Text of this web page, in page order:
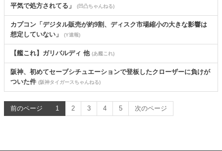
平気で処方されてる」
(凹凸ちゃんねる)
カプコン「デジタル販売が約9割、ディスク市場縮小の大きな影響は
想定していない」
(Y速報)
【艦これ】ガリバルディ 他 (あ艦これ)
阪神、初めてセーブシチュエーションで登板したクローザーに負けが
ついた件 (阪神タイガースちゃんねる)
前のページ 1 2 3 4 5 次のページ